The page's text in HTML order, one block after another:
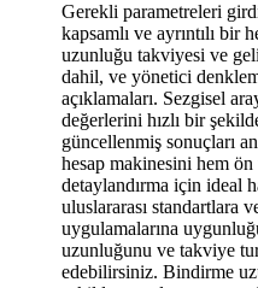
Gerekli parametreleri
kapsamlı ve ayrıntılı bir
uzunluğu takviyesi ve
dahil, ve yönetici
açıklamaları. Sezgisel
değerlerini hızlı bir
güncellenmiş sonuçları
hesap makinesini hem ön
detaylandırma için ideal
uluslararası standartlara
uygulamalarına
uzunluğunu ve takviye
edebilirsiniz. Bindirme